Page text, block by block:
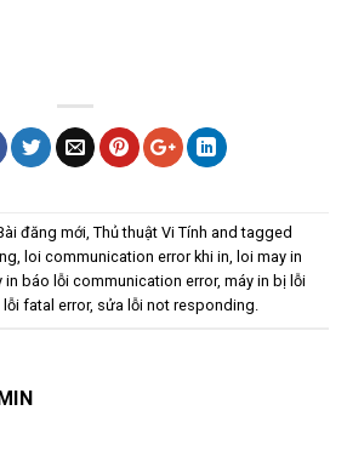
đăng mới, Thủ thuật Vi Tính and tagged
, loi communication error khi in, loi may in
in báo lỗi communication error, máy in bị lỗi
lỗi fatal error, sửa lỗi not responding.